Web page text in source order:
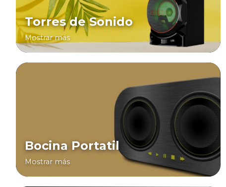
Torres de Sonido
Mostrar más
Bocina Portatil
Mostrar más